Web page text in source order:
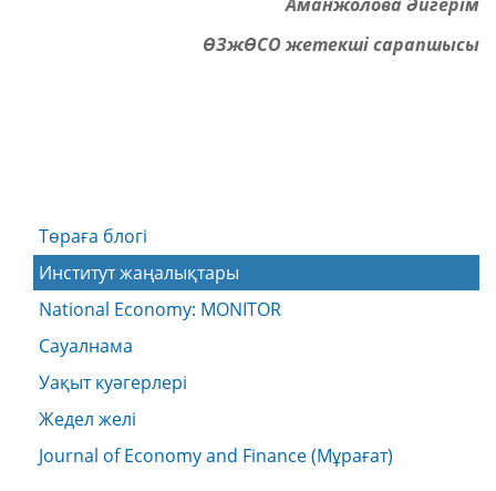
ӨЗжӨСО жетекші сарапшысы
Төраға блогі
Институт жаңалықтары
National Economy: MONITOR
Сауалнама
Уақыт куәгерлері
Жедел желі
Journal of Economy and Finance (Мұрағат)